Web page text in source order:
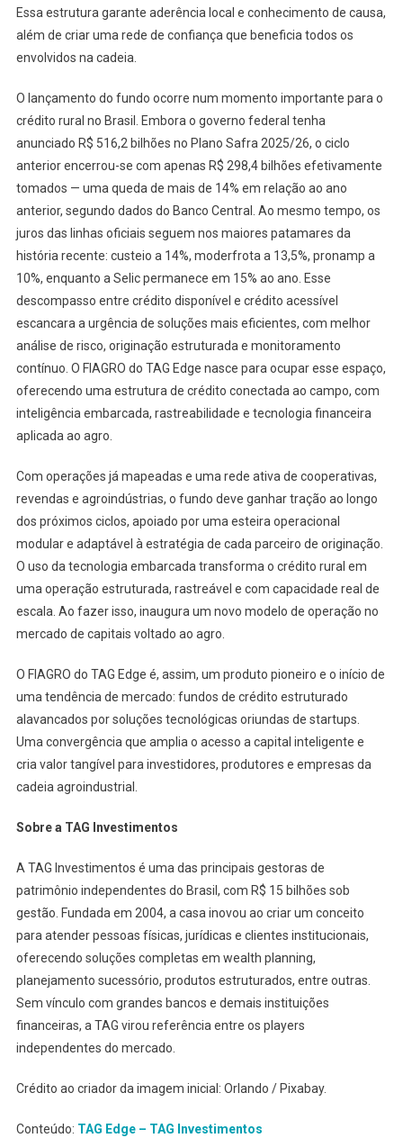
Essa estrutura garante aderência local e conhecimento de causa,
além de criar uma rede de confiança que beneficia todos os
envolvidos na cadeia.
O lançamento do fundo ocorre num momento importante para o
crédito rural no Brasil. Embora o governo federal tenha
anunciado R$ 516,2 bilhões no Plano Safra 2025/26, o ciclo
anterior encerrou-se com apenas R$ 298,4 bilhões efetivamente
tomados — uma queda de mais de 14% em relação ao ano
anterior, segundo dados do Banco Central. Ao mesmo tempo, os
juros das linhas oficiais seguem nos maiores patamares da
história recente: custeio a 14%, moderfrota a 13,5%, pronamp a
10%, enquanto a Selic permanece em 15% ao ano. Esse
descompasso entre crédito disponível e crédito acessível
escancara a urgência de soluções mais eficientes, com melhor
análise de risco, originação estruturada e monitoramento
contínuo. O FIAGRO do TAG Edge nasce para ocupar esse espaço,
oferecendo uma estrutura de crédito conectada ao campo, com
inteligência embarcada, rastreabilidade e tecnologia financeira
aplicada ao agro.
Com operações já mapeadas e uma rede ativa de cooperativas,
revendas e agroindústrias, o fundo deve ganhar tração ao longo
dos próximos ciclos, apoiado por uma esteira operacional
modular e adaptável à estratégia de cada parceiro de originação.
O uso da tecnologia embarcada transforma o crédito rural em
uma operação estruturada, rastreável e com capacidade real de
escala. Ao fazer isso, inaugura um novo modelo de operação no
mercado de capitais voltado ao agro.
O FIAGRO do TAG Edge é, assim, um produto pioneiro e o início de
uma tendência de mercado: fundos de crédito estruturado
alavancados por soluções tecnológicas oriundas de startups.
Uma convergência que amplia o acesso a capital inteligente e
cria valor tangível para investidores, produtores e empresas da
cadeia agroindustrial.
Sobre a TAG Investimentos
A TAG Investimentos é uma das principais gestoras de
patrimônio independentes do Brasil, com R$ 15 bilhões sob
gestão. Fundada em 2004, a casa inovou ao criar um conceito
para atender pessoas físicas, jurídicas e clientes institucionais,
oferecendo soluções completas em wealth planning,
planejamento sucessório, produtos estruturados, entre outras.
Sem vínculo com grandes bancos e demais instituições
financeiras, a TAG virou referência entre os players
independentes do mercado.
Crédito ao criador da imagem inicial: Orlando / Pixabay.
Conteúdo: TAG Edge – TAG Investimentos